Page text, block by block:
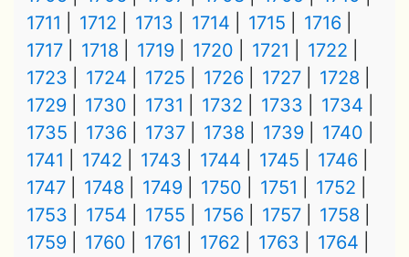
1711
1712 1713 1714 1715
1716
1717
1718 1719 1720 1721
1722
1723
1724 1725 1726 1727
1728
1729
1730 1731 1732 1733
1734
1735
1736 1737 1738 1739
1740
1741
1742 1743 1744 1745
1746
1747
1748 1749 1750 1751
1752
1753
1754 1755 1756 1757
1758
1759
1760 1761 1762 1763
1764